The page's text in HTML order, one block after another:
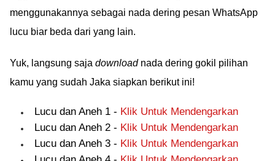
menggunakannya sebagai nada dering pesan WhatsApp
lucu biar beda dari yang lain.
Yuk, langsung saja downloadnada dering gokil pilihan
kamu yang sudah Jaka siapkan berikut ini!
Lucu dan Aneh 1 - Klik Untuk Mendengarkan
Lucu dan Aneh 2 - Klik Untuk Mendengarkan
Lucu dan Aneh 3 - Klik Untuk Mendengarkan